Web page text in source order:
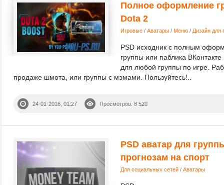
Полное оформление
Dota 2
Игровые / Аватары / Меню / Дизайн для
PSD исходник с полным
группы или паблика
для любой группы по игре.
продаже шмота, или группы с мэмами. Пользуйтесь!..
24-01-2016, 01:27 Просмотров: 8 520
PSD аватар для
прогнозам на спорт
Для социальных сетей / Аватары